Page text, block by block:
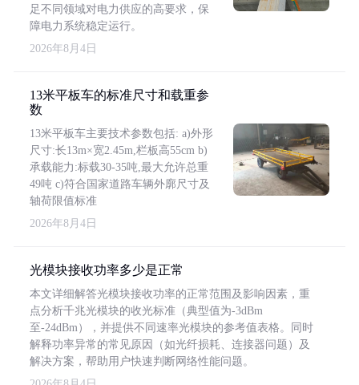
足不同领域对电力供应的高要求，保
障电力系统稳定运行。
2026年8月4日
13米平板车的标准尺寸和载重参
数
13米平板车主要技术参数包括: a)外形
尺寸:长13m×宽2.45m,栏板高55cm b)
承载能力:标载30-35吨,最大允许总重
49吨 c)符合国家道路车辆外廓尺寸及
轴荷限值标准
2026年8月4日
光模块接收功率多少是正常
本文详细解答光模块接收功率的正常范围及影响因素，重
点分析千兆光模块的收光标准（典型值为-3dBm
至-24dBm），并提供不同速率光模块的参考值表格。同时
解释功率异常的常见原因（如光纤损耗、连接器问题）及
解决方案，帮助用户快速判断网络性能问题。